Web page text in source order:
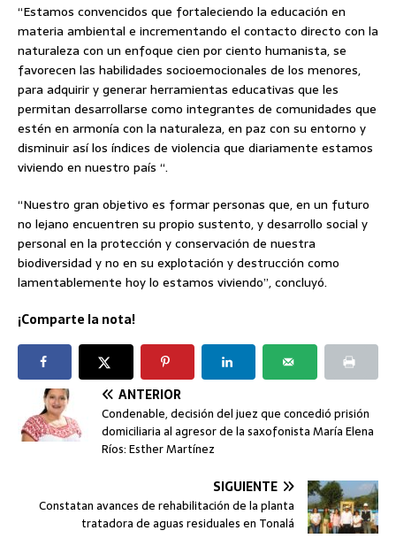
“Estamos convencidos que fortaleciendo la educación en
materia ambiental e incrementando el contacto directo con la
naturaleza con un enfoque cien por ciento humanista, se
favorecen las habilidades socioemocionales de los menores,
para adquirir y generar herramientas educativas que les
permitan desarrollarse como integrantes de comunidades que
estén en armonía con la naturaleza, en paz con su entorno y
disminuir así los índices de violencia que diariamente estamos
viviendo en nuestro país “.
“Nuestro gran objetivo es formar personas que, en un futuro
no lejano encuentren su propio sustento, y desarrollo social y
personal en la protección y conservación de nuestra
biodiversidad y no en su explotación y destrucción como
lamentablemente hoy lo estamos viviendo”, concluyó.
¡Comparte la nota!
ANTERIOR
Condenable, decisión del juez que concedió prisión
domiciliaria al agresor de la saxofonista María Elena
Ríos: Esther Martínez
SIGUIENTE
Constatan avances de rehabilitación de la planta
tratadora de aguas residuales en Tonalá